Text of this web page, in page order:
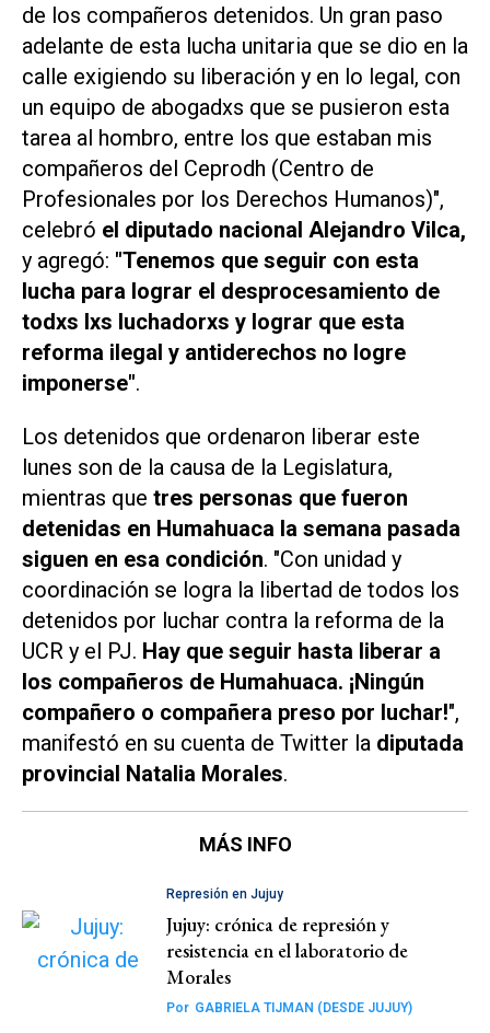
de los compañeros detenidos. Un gran paso
adelante de esta lucha unitaria que se dio en la
calle exigiendo su liberación y en lo legal, con
un equipo de abogadxs que se pusieron esta
tarea al hombro, entre los que estaban mis
compañeros del Ceprodh (Centro de
Profesionales por los Derechos Humanos)",
celebró el diputado nacional Alejandro Vilca,
y agregó: "Tenemos que seguir con esta
lucha para lograr el desprocesamiento de
todxs lxs luchadorxs y lograr que esta
reforma ilegal y antiderechos no logre
imponerse".
Los detenidos que ordenaron liberar este
lunes son de la causa de la Legislatura,
mientras que tres personas que fueron
detenidas en Humahuaca la semana pasada
siguen en esa condición. "Con unidad y
coordinación se logra la libertad de todos los
detenidos por luchar contra la reforma de la
UCR y el PJ. Hay que seguir hasta liberar a
los compañeros de Humahuaca. ¡Ningún
compañero o compañera preso por luchar!",
manifestó en su cuenta de Twitter la diputada
provincial Natalia Morales.
MÁS INFO
Represión en Jujuy
Jujuy: crónica de represión y
resistencia en el laboratorio de
Morales
Por GABRIELA TIJMAN (DESDE JUJUY)